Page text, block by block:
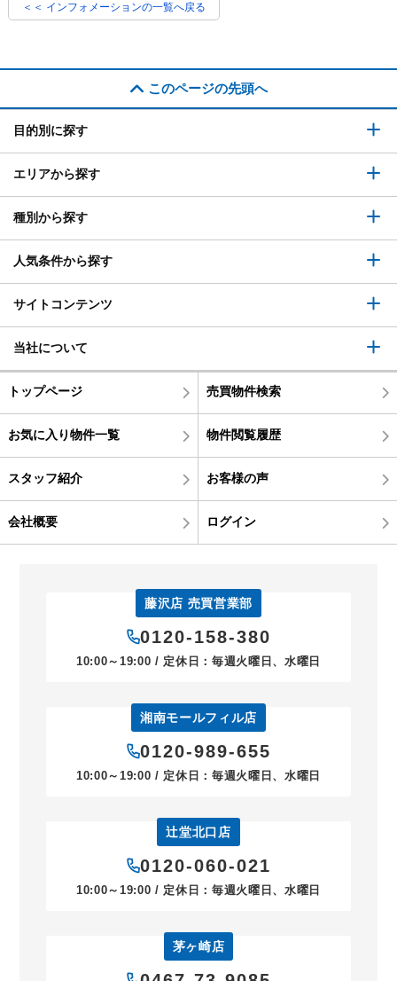
＜＜ インフォメーションの一覧へ戻る
このページの先頭へ
目的別に探す
エリアから探す
種別から探す
人気条件から探す
サイトコンテンツ
当社について
トップページ 売買物件検索
お気に入り物件一覧 物件閲覧履歴
スタッフ紹介 お客様の声
会社概要 ログイン
藤沢店 売買営業部
0120-158-380
10:00～19:00 / 定休日：毎週火曜日、水曜日
湘南モールフィル店
0120-989-655
10:00～19:00 / 定休日：毎週火曜日、水曜日
辻堂北口店
0120-060-021
10:00～19:00 / 定休日：毎週火曜日、水曜日
茅ヶ崎店